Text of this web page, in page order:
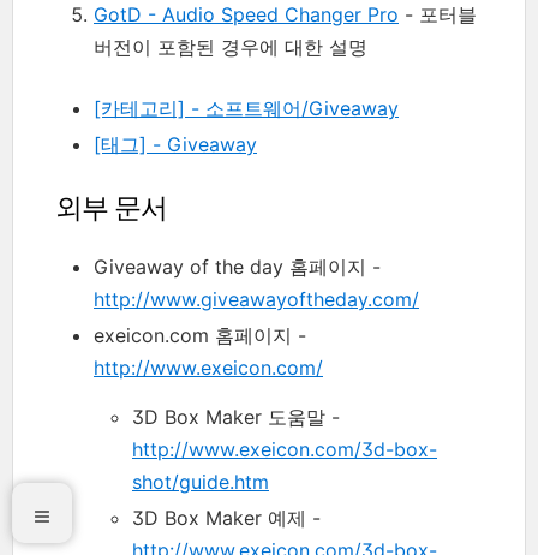
GotD - Audio Speed Changer Pro - 포터블
버전이 포함된 경우에 대한 설명
[카테고리] - 소프트웨어/Giveaway
[태그] - Giveaway
외부 문서
Giveaway of the day 홈페이지 -
http://www.giveawayoftheday.com/
exeicon.com 홈페이지 -
http://www.exeicon.com/
3D Box Maker 도움말 -
http://www.exeicon.com/3d-box-
shot/guide.htm
3D Box Maker 예제 -
http://www.exeicon.com/3d-box-